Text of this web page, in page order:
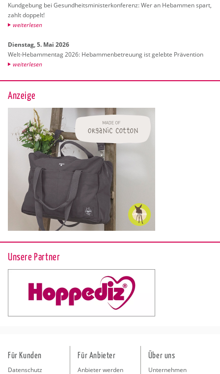
Kund­ge­bung bei Ge­sund­heits­mi­nis­ter­kon­fe­renz: Wer an Heb­am­men spart,
zahlt dop­pelt!
wei­ter­le­sen
Diens­tag, 5. Mai 2026
Welt-Heb­am­men­tag 2026: Heb­am­men­be­treu­ung ist ge­leb­te Prä­ven­ti­on
wei­ter­le­sen
Anzeige
Unsere Partner
Für Kunden
Datenschutz
Für Anbieter
Anbieter werden
Über uns
Unternehmen